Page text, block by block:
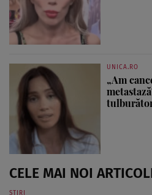
UNICA.RO
„Am
CELE MAI NOI
ȘTIRI